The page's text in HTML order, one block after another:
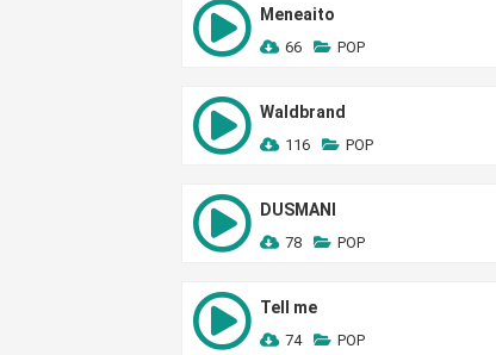
Meneaito
66 POP
Waldbrand
116 POP
DUSMANI
78 POP
Tell me
74 POP